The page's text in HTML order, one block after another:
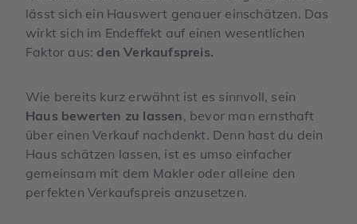
lässt sich ein Hauswert genauer einschätzen. Das
wirkt sich im Endeffekt auf einen wesentlichen
Faktor aus: den Verkaufspreis.
Wie bereits kurz erwähnt ist es sinnvoll, sein
Haus bewerten zu lassen, bevor man ernsthaft
über einen Verkauf nachdenkt. Denn hast du dein
Haus schätzen lassen, ist es umso einfacher
gemeinsam mit dem Makler oder alleine den
perfekten Verkaufspreis anzusetzen.